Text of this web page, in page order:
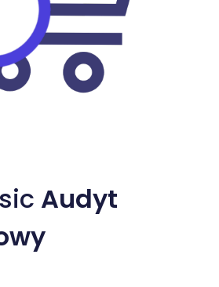
Audyt